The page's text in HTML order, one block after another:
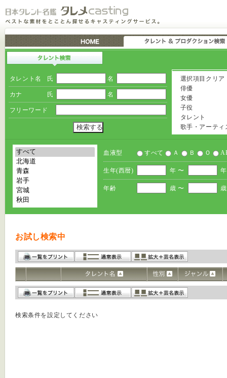
タレント名 氏 名
カナ 氏 名
フリーワード
選択項目クリア
俳優
女優
子役
タレント
歌手・アーティ
血液型 すべて Ａ Ｂ Ｏ
生年(西暦) 年 〜
年齢 歳 〜 歳
お試し検索中
検索条件を設定してください